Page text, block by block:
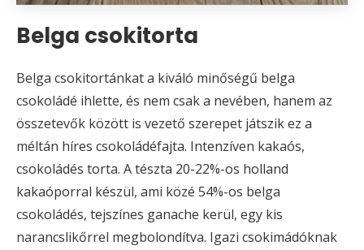
Belga csokitorta
Belga csokitortánkat a kiváló minőségű belga
csokoládé ihlette, és nem csak a nevében, hanem az
összetevők között is vezető szerepet játszik ez a
méltán híres csokoládéfajta. Intenzíven kakaós,
csokoládés torta. A tészta 20-22%-os holland
kakaóporral készül, ami közé 54%-os belga
csokoládés, tejszínes ganache kerül, egy kis
narancslikőrrel megbolondítva. Igazi csokimádóknak